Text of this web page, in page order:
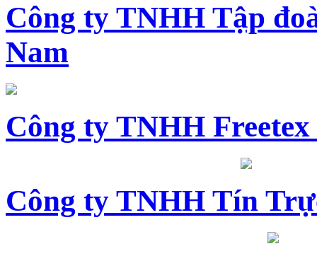
Công ty TNHH Tập
Nam
Công ty TNHH
Công ty TNHH Tín